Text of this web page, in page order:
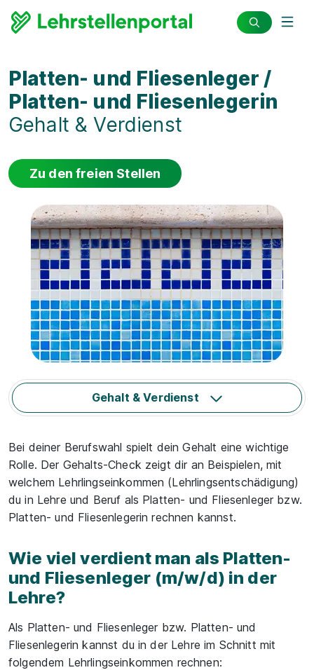
Platten- und Fliesenleger /
Platten- und Fliesenlegerin
Gehalt & Verdienst
Zu den freien Stellen
Gehalt & Verdienst
Bei deiner Berufswahl spielt dein Gehalt eine wichtige
Rolle. Der Gehalts-Check zeigt dir an Beispielen, mit
welchem Lehrlingseinkommen (Lehrlingsentschädigung)
du in Lehre und Beruf als Platten- und Fliesenleger bzw.
Platten- und Fliesenlegerin rechnen kannst.
Wie viel verdient man als Platten-
und Fliesenleger (m/w/d) in der
Lehre?
Als Platten- und Fliesenleger bzw. Platten- und
Fliesenlegerin kannst du in der Lehre im Schnitt mit
folgendem Lehrlingseinkommen rechnen: